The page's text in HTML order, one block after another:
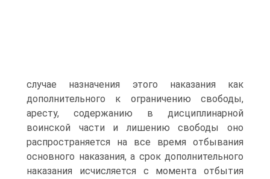
случае назначения этого наказания как
дополнительного к ограничению свободы,
аресту, содержанию в дисциплинарной
воинской части и лишению свободы оно
распространяется на все время отбывания
основного наказания, а срок дополнительного
наказания исчисляется с момента отбытия